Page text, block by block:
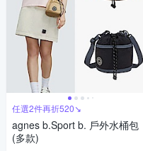
任選2件再折520↘
agnes b.Sport b. 戶外水桶包
(多款)